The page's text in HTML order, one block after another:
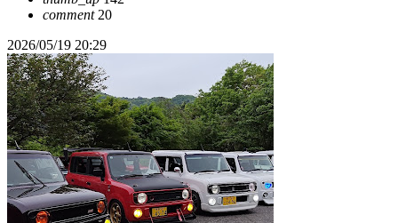
comment20
2026/05/19 20:29